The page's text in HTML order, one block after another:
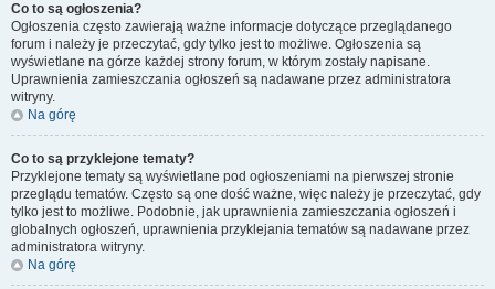
Co to są ogłoszenia?
Ogłoszenia często zawierają ważne informacje dotyczące przeglądanego
forum i należy je przeczytać, gdy tylko jest to możliwe. Ogłoszenia są
wyświetlane na górze każdej strony forum, w którym zostały napisane.
Uprawnienia zamieszczania ogłoszeń są nadawane przez administratora
witryny.
Na górę
Co to są przyklejone tematy?
Przyklejone tematy są wyświetlane pod ogłoszeniami na pierwszej stronie
przeglądu tematów. Często są one dość ważne, więc należy je przeczytać, gdy
tylko jest to możliwe. Podobnie, jak uprawnienia zamieszczania ogłoszeń i
globalnych ogłoszeń, uprawnienia przyklejania tematów są nadawane przez
administratora witryny.
Na górę